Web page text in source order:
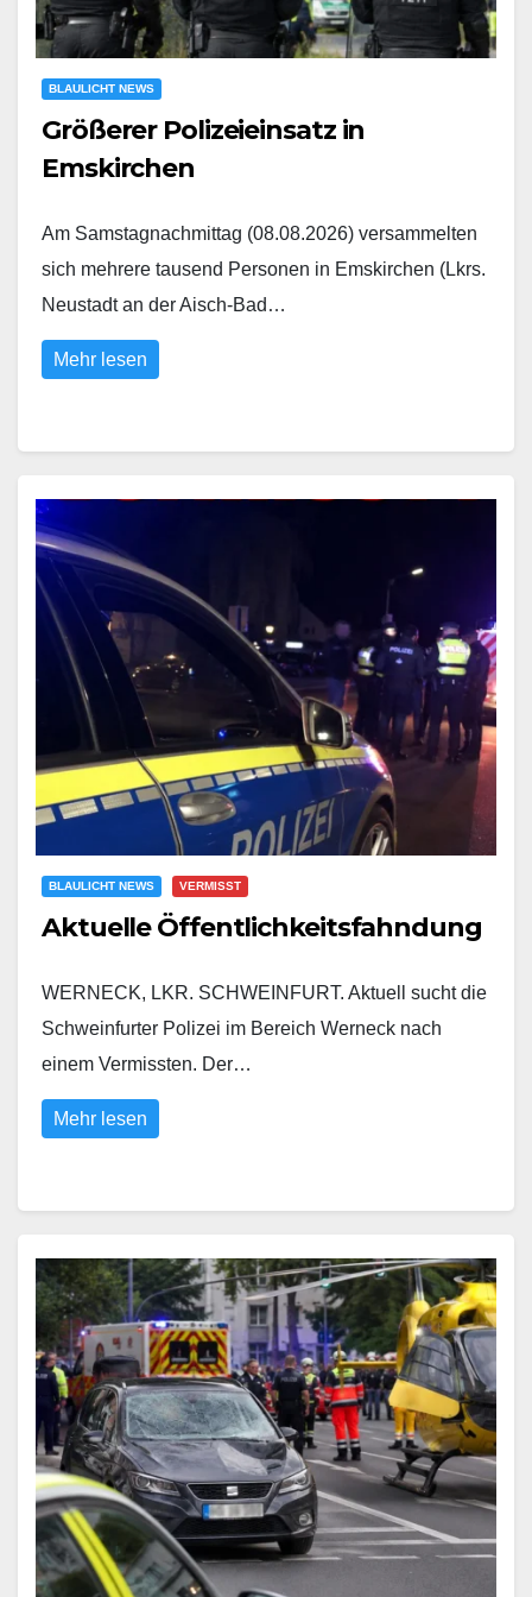
BLAULICHT NEWS
Größerer Polizeieinsatz in
Emskirchen
Am Samstagnachmittag (08.08.2026) versammelten
sich mehrere tausend Personen in Emskirchen (Lkrs.
Neustadt an der Aisch-Bad…
Mehr lesen
BLAULICHT NEWS VERMISST
Aktuelle Öffentlichkeitsfahndung
WERNECK, LKR. SCHWEINFURT. Aktuell sucht die
Schweinfurter Polizei im Bereich Werneck nach
einem Vermissten. Der…
Mehr lesen